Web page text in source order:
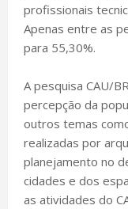
profissionais
Apenas entre as
para 55,30%.
A pesquisa CAU/
percepção da
outros temas
realizadas por
planejamento no
cidades e dos
as atividades do